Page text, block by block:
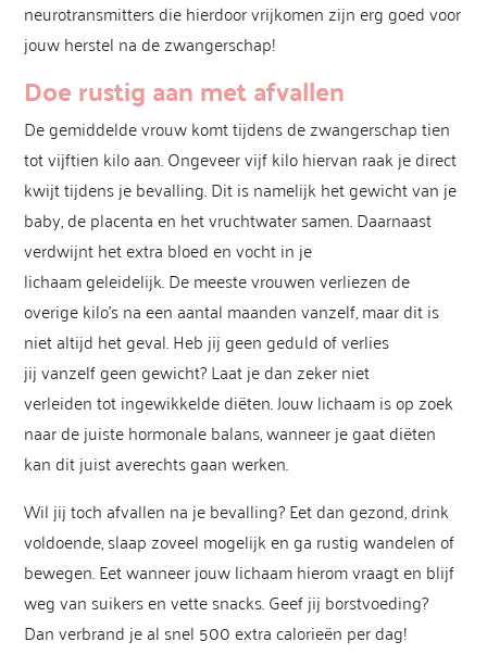
neurotransmitters die hierdoor vrijkomen zijn erg goed voor
jouw herstel na de zwangerschap!
Doe rustig aan met afvallen
De gemiddelde vrouw komt tijdens de zwangerschap tien
tot vijftien kilo aan. Ongeveer vijf kilo hiervan raak je direct
kwijt tijdens je bevalling. Dit is namelijk het gewicht van je
baby, de placenta en het vruchtwater samen. Daarnaast
verdwijnt het extra bloed en vocht in je
lichaam geleidelijk. De meeste vrouwen verliezen de
overige kilo’s na een aantal maanden vanzelf, maar dit is
niet altijd het geval. Heb jij geen geduld of verlies
jij vanzelf geen gewicht? Laat je dan zeker niet
verleiden tot ingewikkelde diëten. Jouw lichaam is op zoek
naar de juiste hormonale balans, wanneer je gaat diëten
kan dit juist averechts gaan werken.
Wil jij toch afvallen na je bevalling? Eet dan gezond, drink
voldoende, slaap zoveel mogelijk en ga rustig wandelen of
bewegen. Eet wanneer jouw lichaam hierom vraagt en blijf
weg van suikers en vette snacks. Geef jij borstvoeding?
Dan verbrand je al snel 500 extra calorieën per dag!